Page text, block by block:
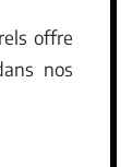
offre
nos